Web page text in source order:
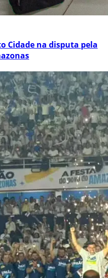
Cidade na disputa pela